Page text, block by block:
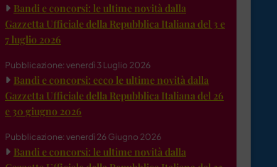
Bandi e concorsi: le ultime novità dalla
Gazzetta Ufficiale della Repubblica Italiana del 3 e
7 luglio 2026
Pubblicazione: venerdì 3 Luglio 2026
Bandi e concorsi: ecco le ultime novità dalla
Gazzetta Ufficiale della Repubblica Italiana del 26
e 30 giugno 2026
Pubblicazione: venerdì 26 Giugno 2026
Bandi e concorsi: le ultime novità dalla